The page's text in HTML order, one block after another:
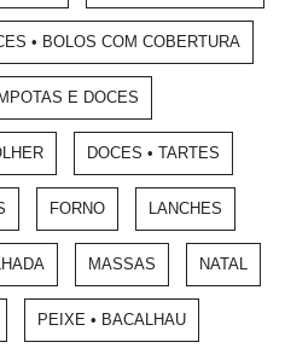
• BOLOS COM COBERTURA
E DOCES
DOCES • TARTES
FORNO LANCHES
MASSAS NATAL
PEIXE • BACALHAU